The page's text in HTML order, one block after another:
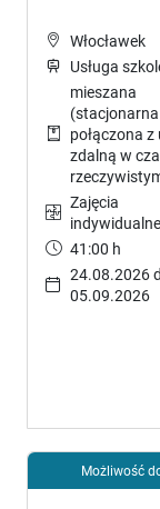
Włocławek
Usługa
mieszana
(stacjonarna
połączona z
zdalną w
Zajęcia
indywidualne
41:00 h
24.08.2026
05.09.2026
Możliwość